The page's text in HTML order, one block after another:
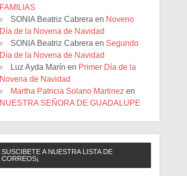
FAMILIAS
SONIA Beatriz Cabrera en Noveno
Día de la Novena de Navidad
SONIA Beatriz Cabrera en Segundo
Día de la Novena de Navidad
Luz Ayda Marín en Primer Día de la
Novena de Navidad
Martha Patricia Solano Martinez en
NUESTRA SEÑORA DE GUADALUPE
SUSCIBETE A NUESTRA LISTA DE
CORREOS¡